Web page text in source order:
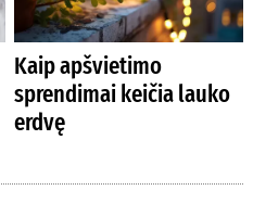
Kaip apšvietimo
sprendimai keičia lauko
erdvę